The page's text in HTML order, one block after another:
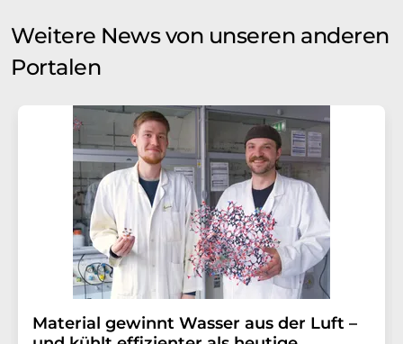
Weitere News von unseren anderen
Portalen
Material gewinnt Wasser aus der Luft –